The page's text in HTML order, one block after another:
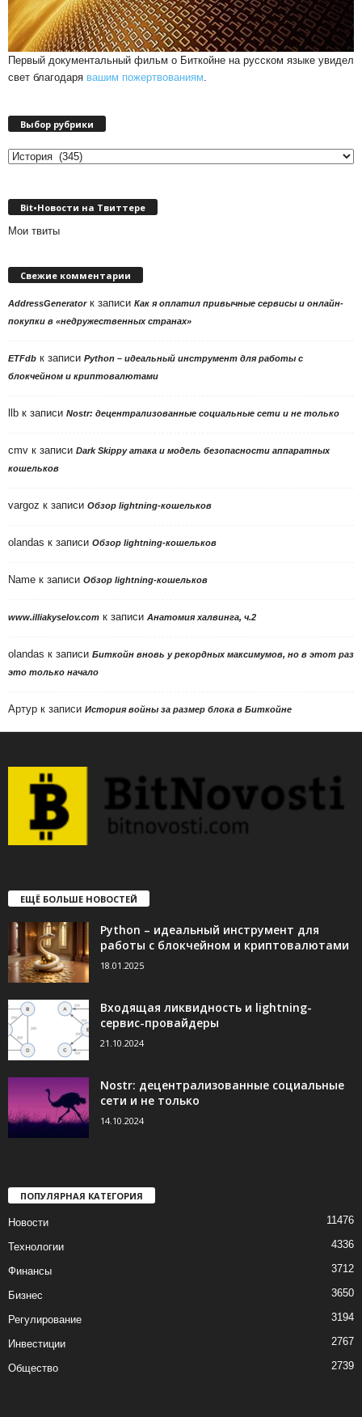
Первый документальный фильм о Биткойне на русском языке увидел
свет благодаря вашим пожертвованиям
Выбор рубрики
Выбор
Bit•Новости на Твиттере
Мои твиты
Свежие комментарии
AddressGeneratorк записи Как я оплатил привычные сервисы и онлайн-
покупки в «недружественных странах»
ETFdb к записи Python – идеальный инструмент для работы с
блокчейном и криптовалютами
llb к записи Nostr: децентрализованные социальные сети и не только
cmv к записи Dark Skippy атака и модель безопасности аппаратных
кошельков
vargoz к записи Обзор lightning-кошельков
olandas к записи Обзор lightning-кошельков
Name к записи Обзор lightning-кошельков
www.illiakyselov.com к записи Анатомия халвинга, ч.2
olandas к записи Биткойн вновь у рекордных максимумов, но в этот раз
это только начало
Артур к записи История войны за размер блока в Биткойне
ЕЩЁ БОЛЬШЕ НОВОСТЕЙ
Python – идеальный инструмент для
работы с блокчейном и криптовалютами
18.01.2025
Входящая ликвидность и lightning-
сервис-провайдеры
21.10.2024
Nostr: децентрализованные социальные
сети и не только
14.10.2024
ПОПУЛЯРНАЯ КАТЕГОРИЯ
Новости 11476
Технологии 4336
Финансы 3712
Бизнес 3650
Регулирование 3194
Инвестиции 2767
Общество 2739